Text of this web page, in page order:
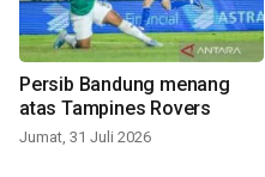
Persib Bandung menang
atas Tampines Rovers
Jumat, 31 Juli 2026